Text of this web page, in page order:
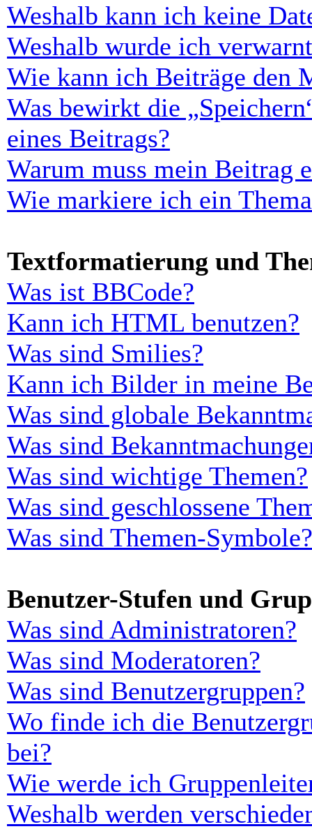
Weshalb kann ich keine
Weshalb wurde ich
Wie kann ich Beiträge den
Was bewirkt die
eines Beitrags?
Warum muss mein Beitrag
Wie markiere ich ein
Textformatierung und
Was ist BBCode?
Kann ich HTML benutzen?
Was sind Smilies?
Kann ich Bilder in meine
Was sind globale
Was sind
Was sind wichtige Themen?
Was sind geschlossene
Was sind Themen-Symbole?
Benutzer-Stufen und
Was sind Administratoren?
Was sind Moderatoren?
Was sind Benutzergruppen?
Wo finde ich die
bei?
Wie werde ich
Weshalb werden